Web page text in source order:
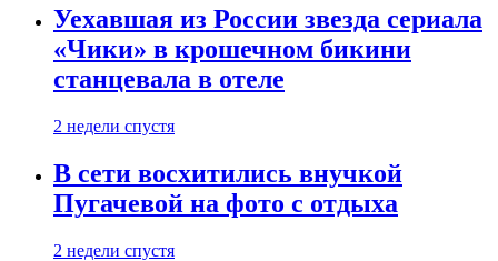
Уехавшая из России звезда сериала
«Чики» в крошечном бикини
станцевала в отеле
2 недели спустя
В сети восхитились внучкой
Пугачевой на фото с отдыха
2 недели спустя